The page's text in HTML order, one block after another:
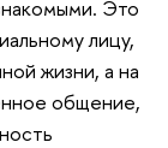
Это
лицу,
жизни, а на
общение,